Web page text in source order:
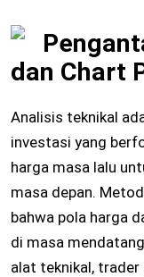
dan Chart
Analisis teknikal
investasi yang
harga masa lalu
masa depan.
bahwa pola harga
di masa
alat teknikal,